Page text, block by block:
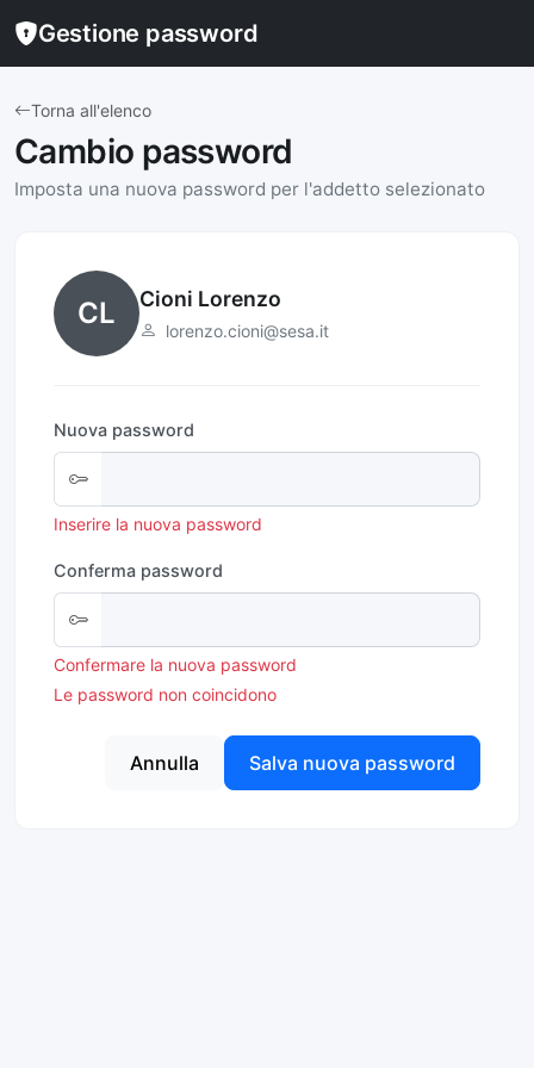
Gestione password
Torna all'elenco
Cambio password
Imposta una nuova password per l'addetto selezionato
CL Cioni Lorenzo
lorenzo.cioni@sesa.it
Nuova password
Inserire la nuova password
Conferma password
Confermare la nuova password
Le password non coincidono
Annulla